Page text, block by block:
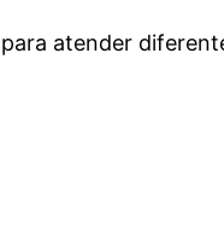
atender